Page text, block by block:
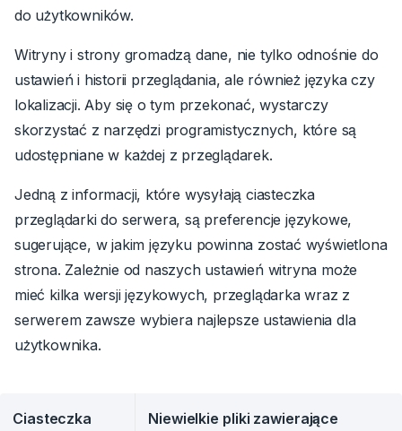
do użytkowników.
Witryny i strony gromadzą dane, nie tylko odnośnie do
ustawień i historii przeglądania, ale również języka czy
lokalizacji. Aby się o tym przekonać, wystarczy
skorzystać z narzędzi programistycznych, które są
udostępniane w każdej z przeglądarek.
Jedną z informacji, które wysyłają ciasteczka
przeglądarki do serwera, są preferencje językowe,
sugerujące, w jakim języku powinna zostać wyświetlona
strona. Zależnie od naszych ustawień witryna może
mieć kilka wersji językowych, przeglądarka wraz z
serwerem zawsze wybiera najlepsze ustawienia dla
użytkownika.
Ciasteczka
Niewielkie pliki zawierające